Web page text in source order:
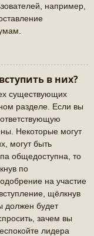
например,
в них?
существующих
разделе. Если вы
Некоторые могут
могут быть
общедоступна, то
по
на участие
щёлкнув
должен будет
зачем вы
лидера